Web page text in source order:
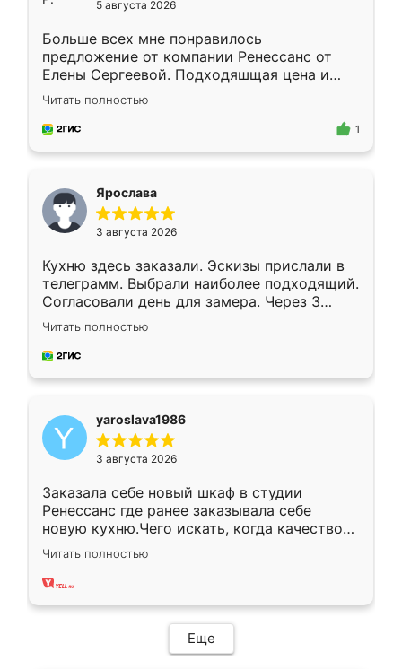
5 августа 2026
Больше всех мне понравилось
предложение от компании Ренессанс от
Елены Сергеевой. Подходяшщая цена и
короткие сроки изготовления. Приехавший
для замера сотрудник Владислав
предложил по моему эскизу самый
Читать полностью
1
Ярослава
3 августа 2026
Кухню здесь заказали. Эскизы прислали в
телеграмм. Выбрали наиболее подходящий.
Согласовали день для замера. Через 3
недели кухня была уже готова. Остались
довольны работой. Спасибо Ренессанс
мебель за качественную работу!
Читать полностью
yaroslava1986
3 августа 2026
Заказала себе новый шкаф в студии
Ренессанс где ранее заказывала себе
новую кухню.Чего искать, когда качеством
вполне довольна. Служит кухня уже почти
два года, нареканий нет.
Читать полностью
Еще